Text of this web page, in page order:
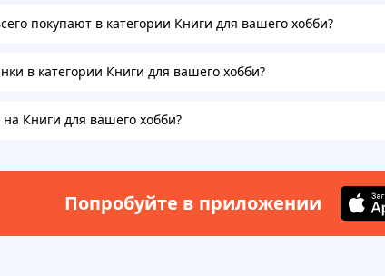
покупают в категории Книги для вашего хобби?
в категории Книги для вашего хобби?
Книги для вашего хобби?
Попробуйте в приложении